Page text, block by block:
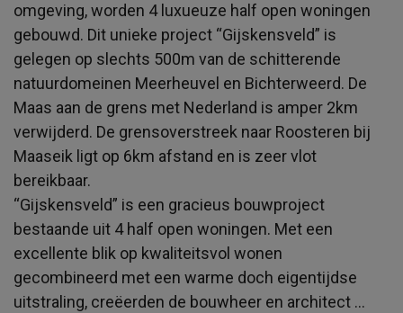
omgeving, worden 4 luxueuze half open woningen
gebouwd. Dit unieke project “Gijskensveld” is
gelegen op slechts 500m van de schitterende
natuurdomeinen Meerheuvel en Bichterweerd. De
Maas aan de grens met Nederland is amper 2km
verwijderd. De grensoverstreek naar Roosteren bij
Maaseik ligt op 6km afstand en is zeer vlot
bereikbaar.
“Gijskensveld” is een gracieus bouwproject
bestaande uit 4 half open woningen. Met een
excellente blik op kwaliteitsvol wonen
gecombineerd met een warme doch eigentijdse
uitstraling, creëerden de bouwheer en architect ...